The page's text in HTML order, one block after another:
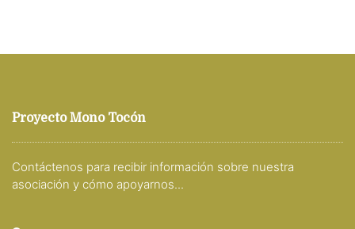
Proyecto Mono Tocón
Contáctenos para recibir información sobre nuestra
asociación y cómo apoyarnos...